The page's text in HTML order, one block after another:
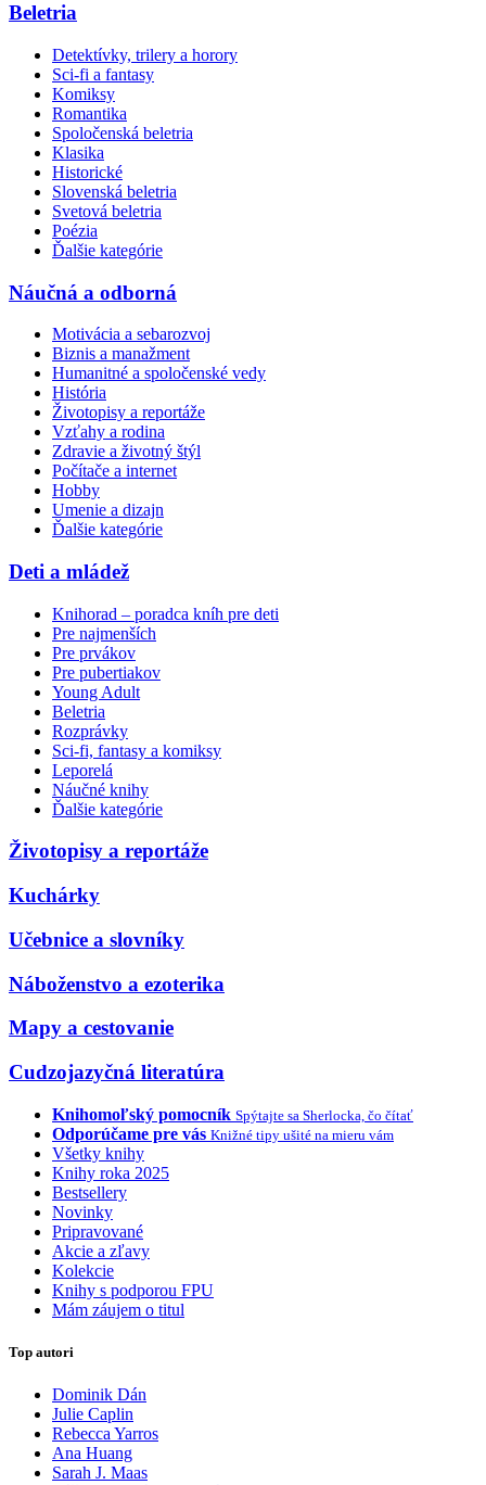
Beletria
Detektívky, trilery a horory
Sci-fi a fantasy
Komiksy
Romantika
Spoločenská beletria
Klasika
Historické
Slovenská beletria
Svetová beletria
Poézia
Ďalšie kategórie
Náučná a odborná
Motivácia a sebarozvoj
Biznis a manažment
Humanitné a spoločenské vedy
História
Životopisy a reportáže
Vzťahy a rodina
Zdravie a životný štýl
Počítače a internet
Hobby
Umenie a dizajn
Ďalšie kategórie
Deti a mládež
Knihorad – poradca kníh pre deti
Pre najmenších
Pre prvákov
Pre pubertiakov
Young Adult
Beletria
Rozprávky
Sci-fi, fantasy a komiksy
Leporelá
Náučné knihy
Ďalšie kategórie
Životopisy a reportáže
Kuchárky
Učebnice a slovníky
Náboženstvo a ezoterika
Mapy a cestovanie
Cudzojazyčná literatúra
Knihomoľský pomocník Spýtajte sa Sherlocka, čo čítať
Odporúčame pre vás Knižné tipy ušité na mieru vám
Všetky knihy
Knihy roka 2025
Bestsellery
Novinky
Pripravované
Akcie a zľavy
Kolekcie
Knihy s podporou FPU
Mám záujem o titul
Top autori
Dominik Dán
Julie Caplin
Rebecca Yarros
Ana Huang
Sarah J. Maas